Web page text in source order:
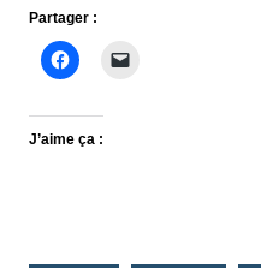
Partager :
J’aime ça :